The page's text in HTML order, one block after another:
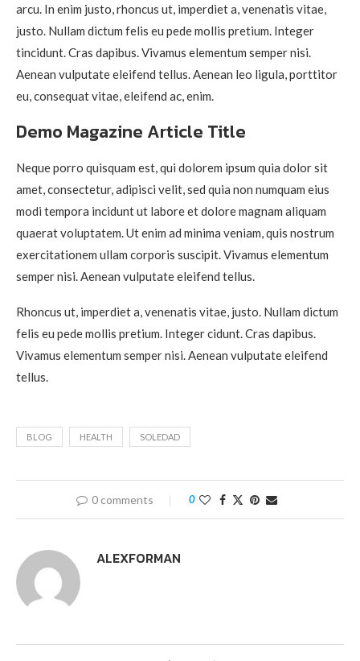
arcu. In enim justo, rhoncus ut, imperdiet a, venenatis vitae,
justo. Nullam dictum felis eu pede mollis pretium. Integer
tincidunt. Cras dapibus. Vivamus elementum semper nisi.
Aenean vulputate eleifend tellus. Aenean leo ligula, porttitor
eu, consequat vitae, eleifend ac, enim.
Demo Magazine Article Title
Neque porro quisquam est, qui dolorem ipsum quia dolor sit
amet, consectetur, adipisci velit, sed quia non numquam eius
modi tempora incidunt ut labore et dolore magnam aliquam
quaerat voluptatem. Ut enim ad minima veniam, quis nostrum
exercitationem ullam corporis suscipit. Vivamus elementum
semper nisi. Aenean vulputate eleifend tellus.
Rhoncus ut, imperdiet a, venenatis vitae, justo. Nullam dictum
felis eu pede mollis pretium. Integer cidunt. Cras dapibus.
Vivamus elementum semper nisi. Aenean vulputate eleifend
tellus.
BLOG HEALTH SOLEDAD
0 comments 0
ALEXFORMAN